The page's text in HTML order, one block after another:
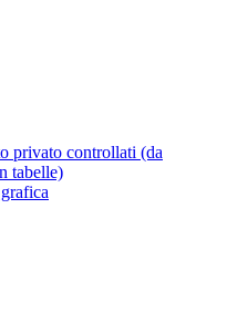
privato controllati (da
tabelle)